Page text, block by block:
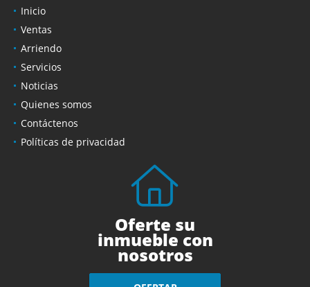
Inicio
Ventas
Arriendo
Servicios
Noticias
Quienes somos
Contáctenos
Políticas de privacidad
Oferte su
inmueble con
nosotros